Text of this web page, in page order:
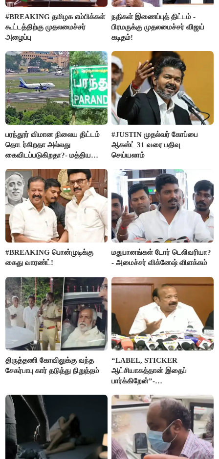
#BREAKING தமிழக எம்பிக்கள்
கூட்டத்திற்கு முதலமைச்சர்
அழைப்பு
நதிகள் இணைப்புத் திட்டம் -
பிரமருக்கு முதலமைச்சர் விஜய்
கடிதம்!
பரந்தூர் விமான நிலைய திட்டம்
தொடர்கிறதா அல்லது
கைவிடப்படுகிறதா?- மத்திய
#JUSTIN முதல்வர் கோப்பை
ஆகஸ்ட் 31 வரை பதிவு
செய்யலாம்
#BREAKING பொன்முடிக்கு
கைது வாரண்ட்!
மதுபானங்கள் டோர் டெலிவரியா?
- அமைச்சர் விக்னேஷ் விளக்கம்
திருத்தணி கோவிலுக்கு வந்த
சேகர்பாபு கார் தடுத்து நிறுத்தம்
“LABEL, STICKER
ஆட்சியாகத்தான் இதைப்
பார்க்கிறேன்”-